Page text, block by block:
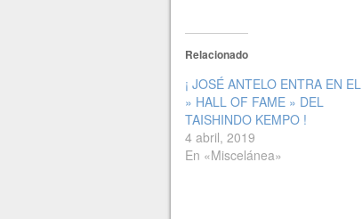
Relacionado
¡ JOSÉ ANTELO ENTRA EN EL
» HALL OF FAME » DEL
TAISHINDO KEMPO !
4 abril, 2019
En «Miscelánea»